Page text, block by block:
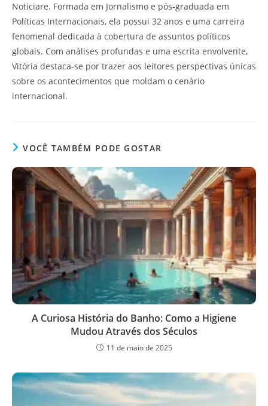
Noticiare. Formada em Jornalismo e pós-graduada em
Políticas Internacionais, ela possui 32 anos e uma carreira
fenomenal dedicada à cobertura de assuntos políticos
globais. Com análises profundas e uma escrita envolvente,
Vitória destaca-se por trazer aos leitores perspectivas únicas
sobre os acontecimentos que moldam o cenário
internacional.
VOCÊ TAMBÉM PODE GOSTAR
A Curiosa História do Banho: Como a Higiene
Mudou Através dos Séculos
11 de maio de 2025